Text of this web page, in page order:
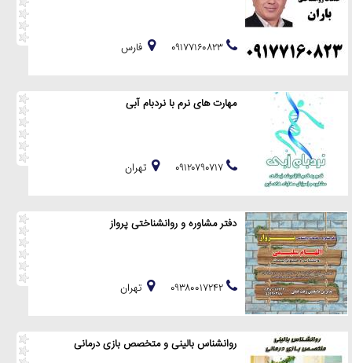
فارس
مهارت های نرم با نردبام آبی
تهران
دفتر مشاوره و روانشناختی پرواز
تهران
روانشناس بالینی و متخصص بازی درمانی